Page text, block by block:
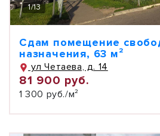
1/13
Сдам помещение
назначения, 63 м²
ул Четаева, д. 14
81 900 руб.
1 300 руб./м²